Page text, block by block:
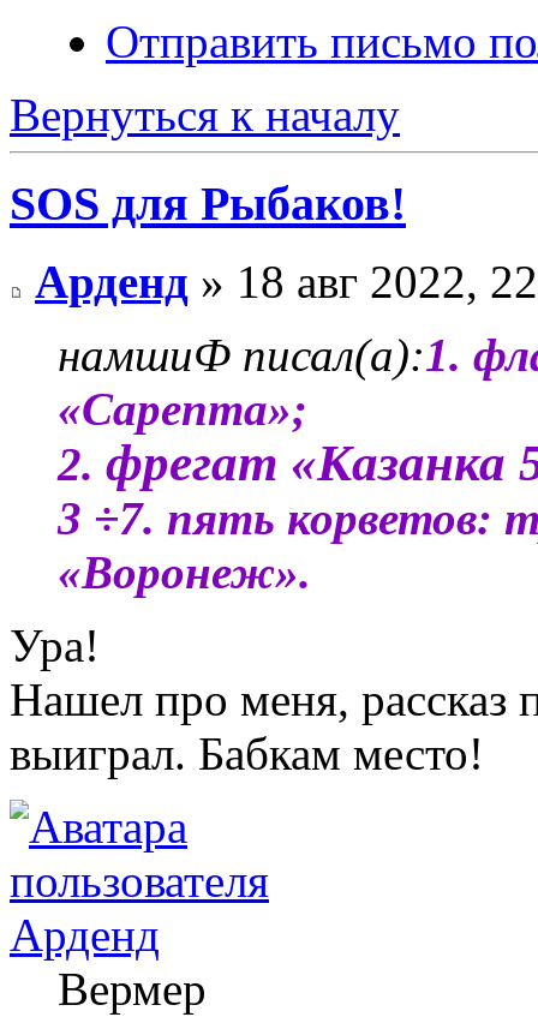
Отправить письмо
Вернуться к началу
SOS для Рыбаков!
Арденд » 18 авг 2022,
намшиФ писал(а):1.
«Сарепта»;
2. фрегат «Казанка
3 ÷7. пять корветов:
«Воронеж».
Ура!
Нашел про меня, рассказ
выиграл. Бабкам место!
Арденд
Вермер